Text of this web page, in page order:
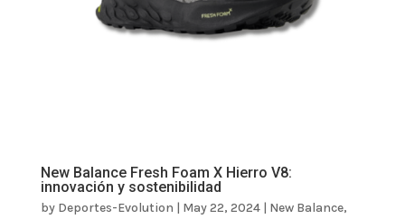
New Balance Fresh Foam X Hierro V8:
innovación y sostenibilidad
by Deportes-Evolution | May 22, 2024| New Balance,